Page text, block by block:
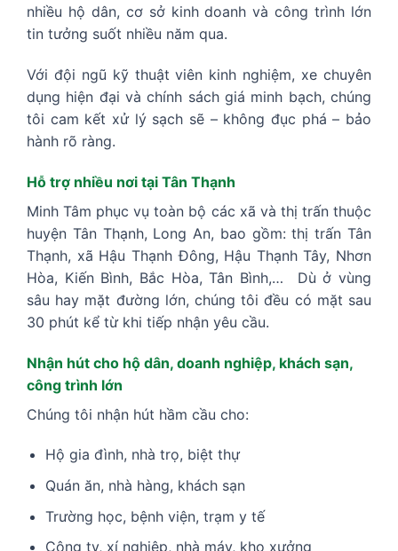
nhiều hộ dân, cơ sở kinh doanh và công trình lớn
tin tưởng suốt nhiều năm qua.
Với đội ngũ kỹ thuật viên kinh nghiệm, xe chuyên
dụng hiện đại và chính sách giá minh bạch, chúng
tôi cam kết xử lý sạch sẽ – không đục phá – bảo
hành rõ ràng.
Hỗ trợ nhiều nơi tại Tân Thạnh
Minh Tâm phục vụ toàn bộ các xã và thị trấn thuộc
huyện Tân Thạnh, Long An, bao gồm: thị trấn Tân
Thạnh, xã Hậu Thạnh Đông, Hậu Thạnh Tây, Nhơn
Hòa, Kiến Bình, Bắc Hòa, Tân Bình,… Dù ở vùng
sâu hay mặt đường lớn, chúng tôi đều có mặt sau
30 phút kể từ khi tiếp nhận yêu cầu.
Nhận hút cho hộ dân, doanh nghiệp, khách sạn,
công trình lớn
Chúng tôi nhận hút hầm cầu cho:
Hộ gia đình, nhà trọ, biệt thự
Quán ăn, nhà hàng, khách sạn
Trường học, bệnh viện, trạm y tế
Công ty, xí nghiệp, nhà máy, kho xưởng